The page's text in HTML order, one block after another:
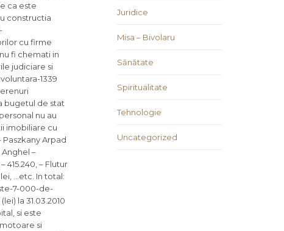
ca este
constructia
cu firme
fi chemati in
judiciare si
1339
bugetul de stat
nu au
imobiliare cu
Arpad
Anghel –
415.240, – Flutur
lei, …etc. In total:
7-000-de-
la 31.03.2010
si este
motoare si
Juridice
Misa – Bivolaru
Sănătate
Spiritualitate
Tehnologie
Uncategorized